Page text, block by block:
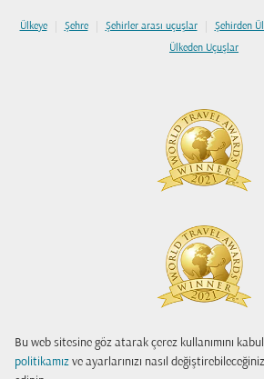
Bu web sitesine göz atarak çerez kullanımını
politikamız ve ayarlarınızı nasıl
Ülkeye | Şehre | Şehirler arası uçuşlar | Şehirden
Ülkeden Uçuşlar